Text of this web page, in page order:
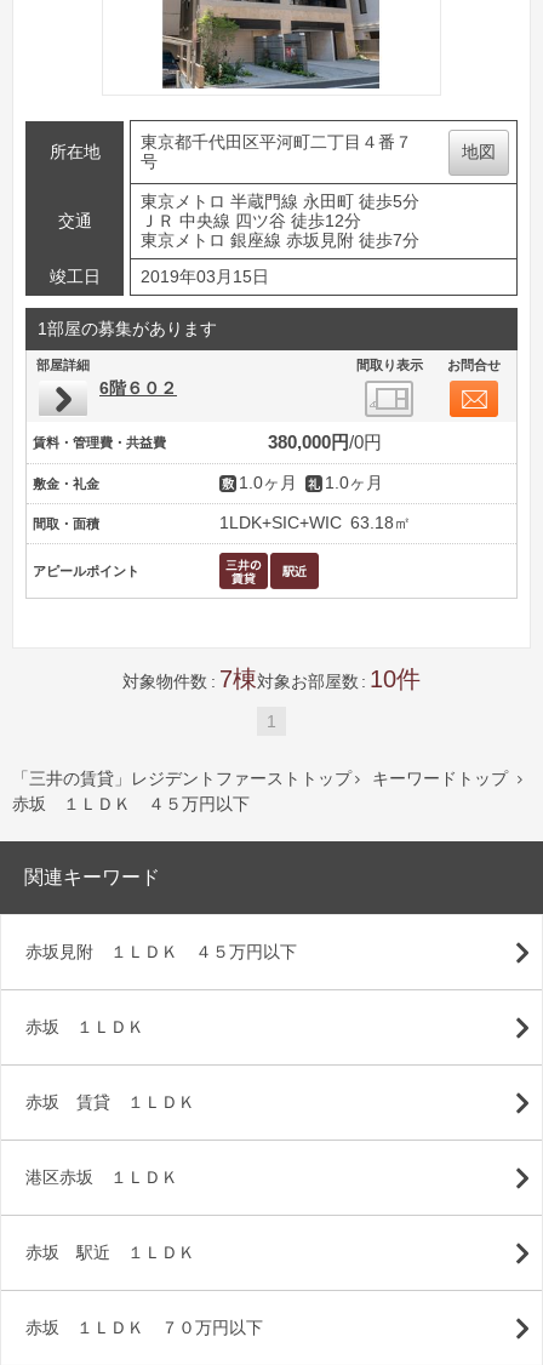
所在地
東京都千代田区平河町二丁目４番７
号
地図
交通
東京メトロ 半蔵門線 永田町 徒歩5分
ＪＲ 中央線 四ツ谷 徒歩12分
東京メトロ 銀座線 赤坂見附 徒歩7分
竣工日
2019年03月15日
1部屋の募集があります
部屋詳細 間取り表示 お問合せ
6階６０２
賃料・管理費・共益費 380,000円 0円
敷金・礼金 1.0ヶ月 1.0ヶ月
間取・面積 1LDK+SIC+WIC 63.18㎡
アピールポイント
対象物件数 7 対象お部屋数 10
1
「三井の賃貸」レジデントファーストトップ  キーワードトップ 
赤坂 １ＬＤＫ ４５万円以下
関連キーワード
赤坂見附 １ＬＤＫ ４５万円以下
赤坂 １ＬＤＫ
赤坂 賃貸 １ＬＤＫ
港区赤坂 １ＬＤＫ
赤坂 駅近 １ＬＤＫ
赤坂 １ＬＤＫ ７０万円以下